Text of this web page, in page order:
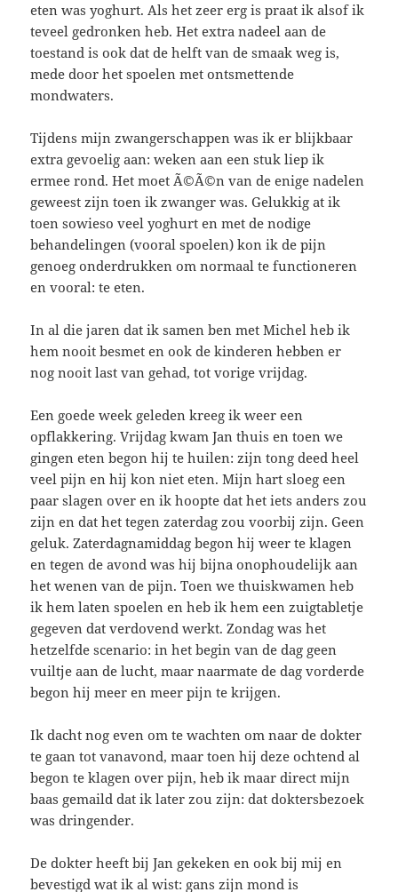
eten was yoghurt. Als het zeer erg is praat ik alsof ik
teveel gedronken heb. Het extra nadeel aan de
toestand is ook dat de helft van de smaak weg is,
mede door het spoelen met ontsmettende
mondwaters.
Tijdens mijn zwangerschappen was ik er blijkbaar
extra gevoelig aan: weken aan een stuk liep ik
ermee rond. Het moet Ã©Ã©n van de enige nadelen
geweest zijn toen ik zwanger was. Gelukkig at ik
toen sowieso veel yoghurt en met de nodige
behandelingen (vooral spoelen) kon ik de pijn
genoeg onderdrukken om normaal te functioneren
en vooral: te eten.
In al die jaren dat ik samen ben met Michel heb ik
hem nooit besmet en ook de kinderen hebben er
nog nooit last van gehad, tot vorige vrijdag.
Een goede week geleden kreeg ik weer een
opflakkering. Vrijdag kwam Jan thuis en toen we
gingen eten begon hij te huilen: zijn tong deed heel
veel pijn en hij kon niet eten. Mijn hart sloeg een
paar slagen over en ik hoopte dat het iets anders zou
zijn en dat het tegen zaterdag zou voorbij zijn. Geen
geluk. Zaterdagnamiddag begon hij weer te klagen
en tegen de avond was hij bijna onophoudelijk aan
het wenen van de pijn. Toen we thuiskwamen heb
ik hem laten spoelen en heb ik hem een zuigtabletje
gegeven dat verdovend werkt. Zondag was het
hetzelfde scenario: in het begin van de dag geen
vuiltje aan de lucht, maar naarmate de dag vorderde
begon hij meer en meer pijn te krijgen.
Ik dacht nog even om te wachten om naar de dokter
te gaan tot vanavond, maar toen hij deze ochtend al
begon te klagen over pijn, heb ik maar direct mijn
baas gemaild dat ik later zou zijn: dat doktersbezoek
was dringender.
De dokter heeft bij Jan gekeken en ook bij mij en
bevestigd wat ik al wist: gans zijn mond is